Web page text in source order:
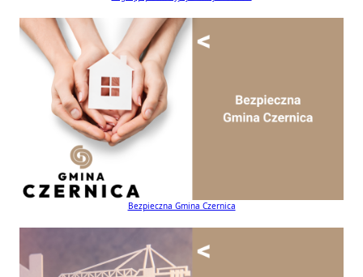
Bezpieczna Gmina Czernica